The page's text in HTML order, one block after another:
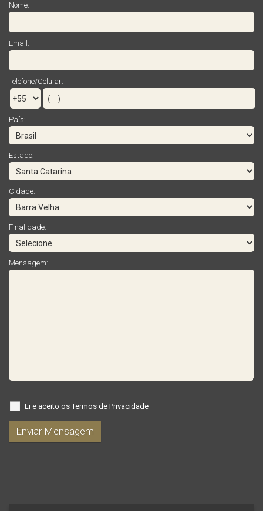
Nome:
Email:
Telefone/Celular:
País:
Estado:
Cidade:
Finalidade:
Mensagem:
Li e aceito os Termos de Privacidade